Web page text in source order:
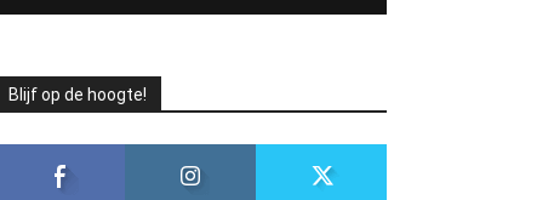
Blijf op de hoogte!